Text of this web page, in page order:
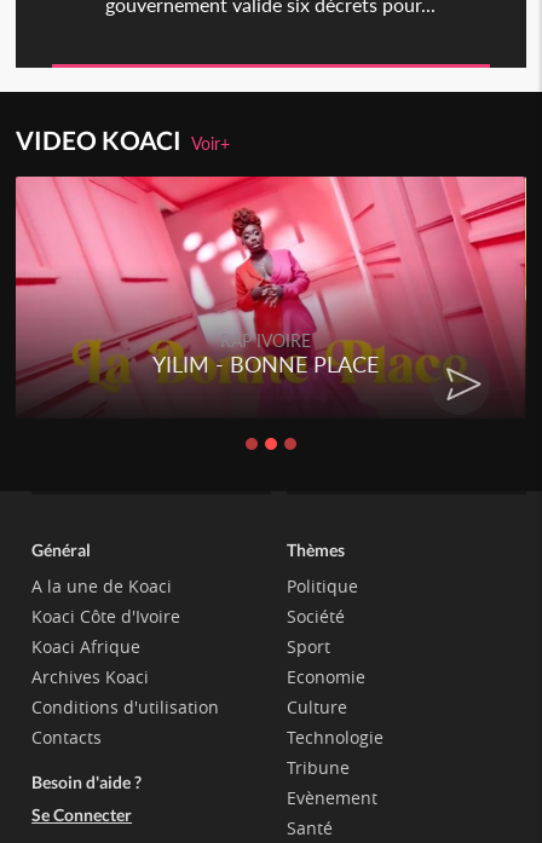
VIDEO KOACIVoir+
RAP IVOIRE
RENARD BARAKISSA - DOS DE
CHAT
Général
A la une de Koaci
Koaci Côte d'Ivoire
Koaci Afrique
Archives Koaci
Conditions d'utilisation
Contacts
Besoin d'aide ?
Se Connecter
Thèmes
Politique
Société
Sport
Economie
Culture
Technologie
Tribune
Evènement
Santé